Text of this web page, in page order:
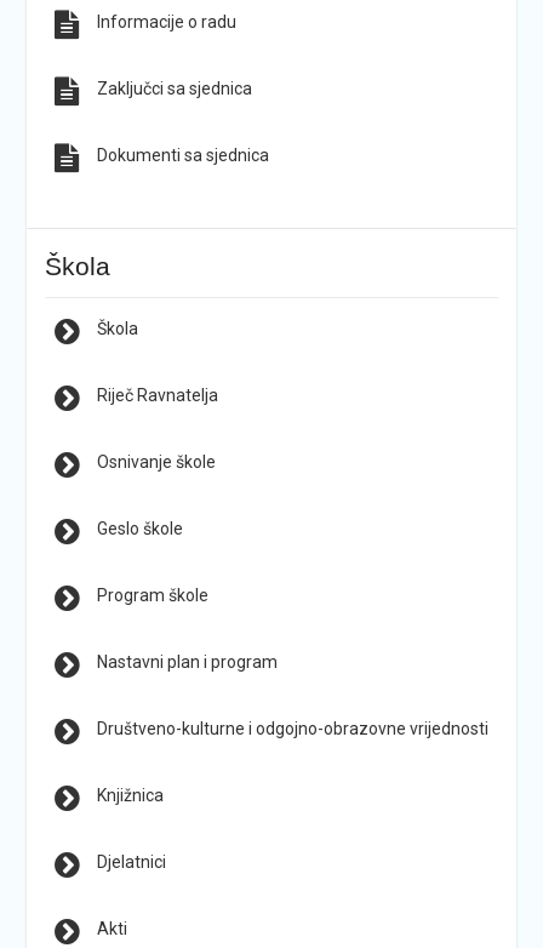
Informacije o radu
Zaključci sa sjednica
Dokumenti sa sjednica
Škola
Škola
Riječ Ravnatelja
Osnivanje škole
Geslo škole
Program škole
Nastavni plan i program
Društveno-kulturne i odgojno-obrazovne vrijednosti
Knjižnica
Djelatnici
Akti